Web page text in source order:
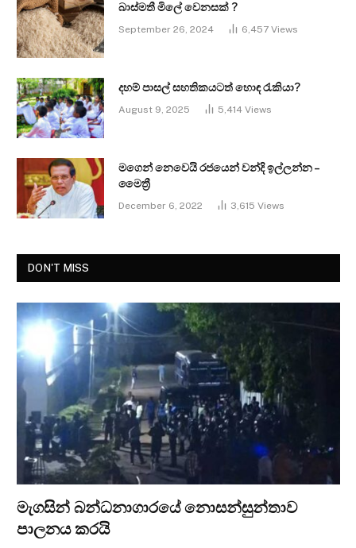
බාස්මතී මිලේ වෙනසක් ?
September 26, 2024 6,457 Views
දහම් පාසල් සහතිකයටත් හොඳ රැකියා?
August 9, 2025 5,414 Views
මගෙන් නෙවෙයි රජයෙන් වන්දි ඉල්ලන්න –
මෛත්‍රී
December 6, 2022 3,615 Views
DON'T MISS
මැගසින් බන්ධනාගාරයේ නොසන්සුන්තාව
පාලනය කරයි